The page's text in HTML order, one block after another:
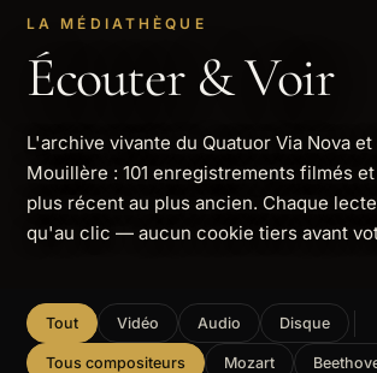
LA MÉDIATHÈQUE
Écouter & Voir
L'archive vivante du Quatuor Via Nova et
Mouillère : 101 enregistrements filmés
plus récent au plus ancien. Chaque
qu'au clic — aucun cookie tiers avant
Tout Vidéo Audio Disque
Tous compositeurs Mozart